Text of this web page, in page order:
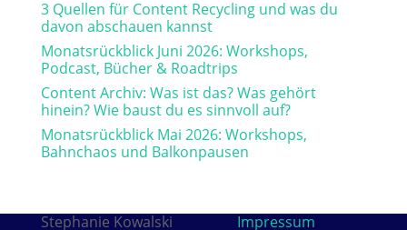
3 Quellen für Content Recycling und was du
davon abschauen kannst
Monatsrückblick Juni 2026: Workshops,
Podcast, Bücher & Roadtrips
Content Archiv: Was ist das? Was gehört
hinein? Wie baust du es sinnvoll auf?
Monatsrückblick Mai 2026: Workshops,
Bahnchaos und Balkonpausen
Stephanie Kowalski
Impressum